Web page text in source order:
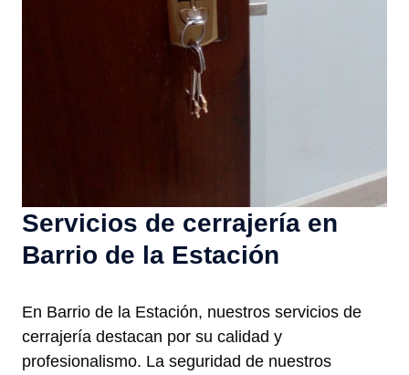
Servicios de cerrajería en
Barrio de la Estación
En Barrio de la Estación, nuestros servicios de
cerrajería destacan por su calidad y
profesionalismo. La seguridad de nuestros